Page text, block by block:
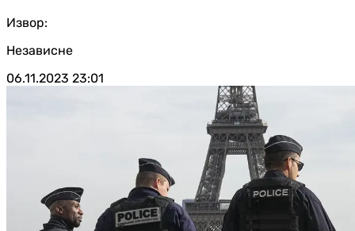
Извор:
Независне
06.11.2023 23:01